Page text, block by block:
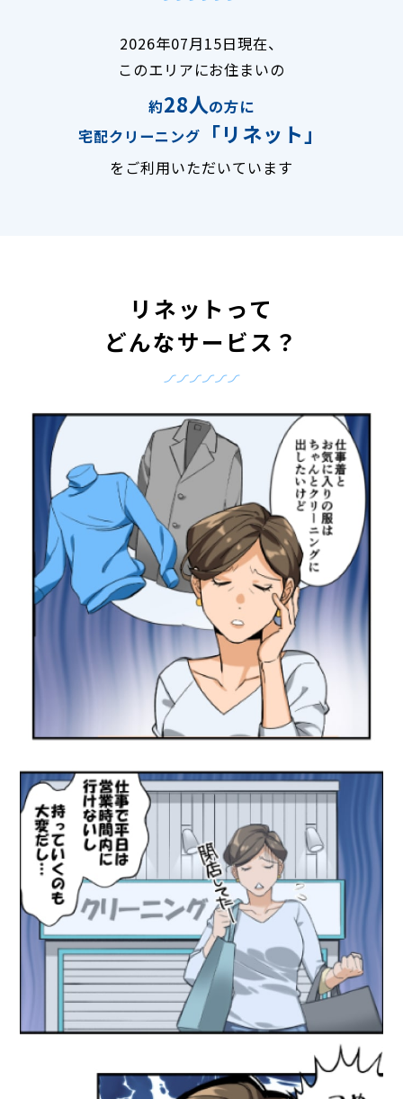
2026年07月15日現在、
このエリアにお住まいの
約28人の方に
宅配クリーニング
「リネット」
をご利用いただいています
リネットって
どんなサービス？